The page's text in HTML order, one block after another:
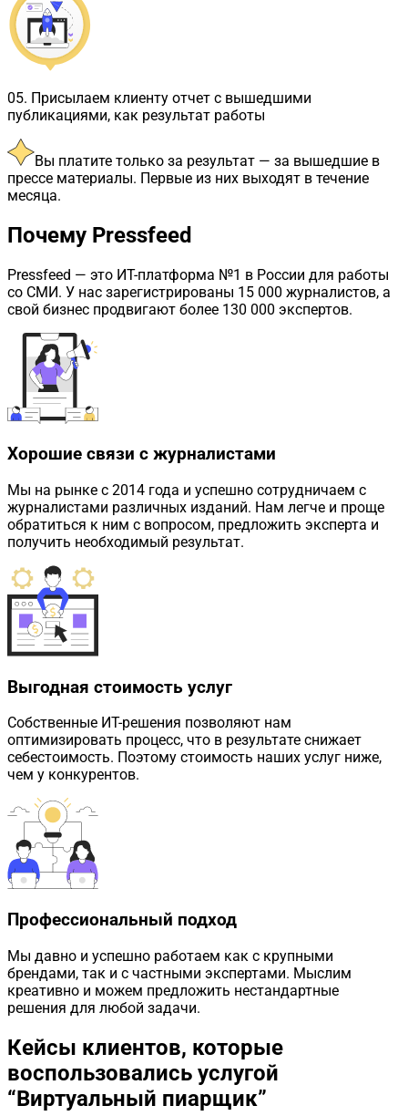
05. Присылаем клиенту отчет с вышедшими
публикациями, как результат работы
Вы платите только за результат — за вышедшие в
прессе материалы. Первые из них выходят в течение
месяца.
Почему Pressfeed
Pressfeed — это ИТ-платформа №1 в России для работы
со СМИ. У нас зарегистрированы 15 000 журналистов, а
свой бизнес продвигают более 130 000 экспертов.
Хорошие связи с журналистами
Мы на рынке с 2014 года и успешно сотрудничаем с
журналистами различных изданий. Нам легче и проще
обратиться к ним с вопросом, предложить эксперта и
получить необходимый результат.
Выгодная стоимость услуг
Собственные ИТ-решения позволяют нам
оптимизировать процесс, что в результате снижает
себестоимость. Поэтому стоимость наших услуг ниже,
чем у конкурентов.
Профессиональный подход
Мы давно и успешно работаем как с крупными
брендами, так и с частными экспертами. Мыслим
креативно и можем предложить нестандартные
решения для любой задачи.
Кейсы клиентов, которые
воспользовались услугой
“Виртуальный пиарщик”